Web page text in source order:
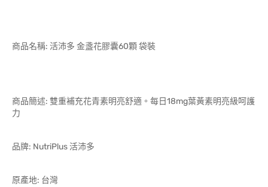
商品名稱: 活沛多 金盞花膠囊60顆 袋裝
商品簡述: 雙重補充花青素明亮舒適。每日18mg葉黃素明亮級呵護
力
品牌: NutriPlus 活沛多
原產地: 台灣